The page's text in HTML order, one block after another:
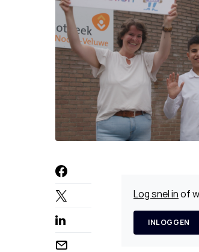
Log snel inof
INLOGGEN